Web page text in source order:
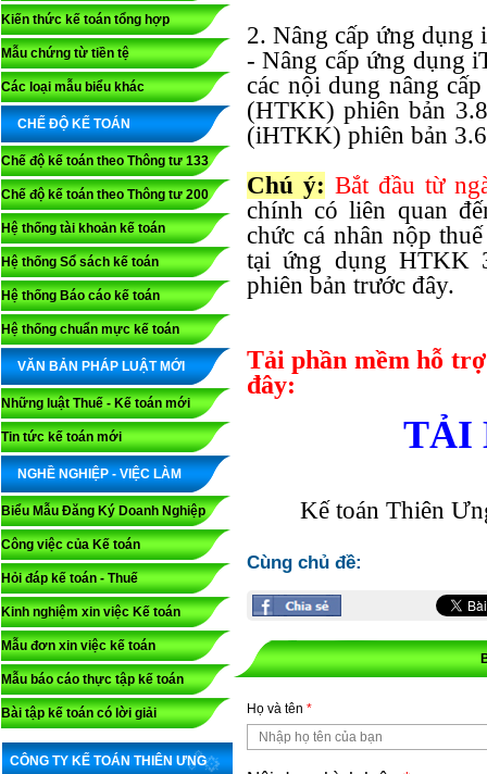
Kiến thức kế toán tổng hợp
Mẫu chứng từ tiền tệ
Các loại mẫu biểu khác
CHẾ ĐỘ KẾ TOÁN
Chế độ kế toán theo Thông tư 133
Chế độ kế toán theo Thông tư 200
Hệ thống tài khoản kế toán
Hệ thống Sổ sách kế toán
Hệ thống Báo cáo kế toán
Hệ thống chuẩn mực kế toán
VĂN BẢN PHÁP LUẬT MỚI
Những luật Thuế - Kế toán mới
Tin tức kế toán mới
NGHỀ NGHIỆP - VIỆC LÀM
Biểu Mẫu Đăng Ký Doanh Nghiệp
Công việc của Kế toán
Hỏi đáp kế toán - Thuế
Kinh nghiệm xin việc Kế toán
Mẫu đơn xin việc kế toán
Mẫu báo cáo thực tập kế toán
Bài tập kế toán có lời giải
CÔNG TY KẾ TOÁN THIÊN ƯNG
2. Nâng cấp ứng dụng
- Nâng cấp ứng dụng
các nội dung nâng
(HTKK) phiên bản
(iHTKK) phiên bản
Chú ý: Bắt đầu từ
chính có liên quan
chức cá nhân nộp
tại ứng dụng HTKK
phiên bản trước đây.
Tải phần mềm hỗ
đây:
TẢI
Kế toán Thiên
Cùng chủ đề:
Họ và tên *